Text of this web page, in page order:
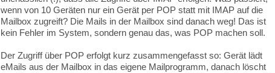
wenn von 10 Geräten nur ein Gerät per POP statt mit IMAP auf die
Mailbox zugreift? Die Mails in der Mailbox sind danach weg! Das ist
kein Fehler im System, sondern genau das, was POP machen soll.
Der Zugriff über POP erfolgt kurz zusammengefasst so: Gerät lädt
eMails aus der Mailbox in das eigene Mailprogramm, danach löscht